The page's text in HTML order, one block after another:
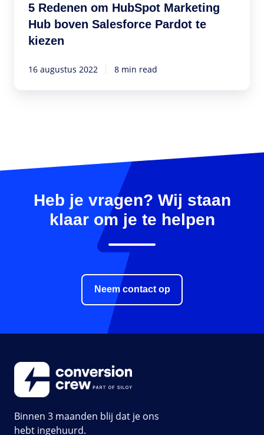
Marketing
Hub
boven
Pardot
5 Redenen om HubSpot Marketing
Hub boven Salesforce Pardot te
kiezen
16 augustus 2022 8 min read
Heb je vragen? Wij staan
klaar om je te helpen
Neem contact op
Binnen 3 maanden blij dat je ons
hebt ingehuurd.